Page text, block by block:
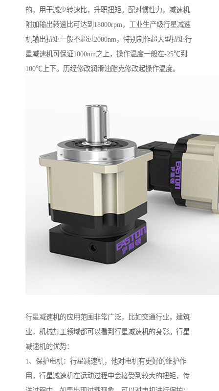
的，用于减少转速比，升职扭矩。配对惯性力，减速机
附加输出转速比可达到18000rpm，工业生产级行星减速
机输出扭矩一般不超过2000nm，特别制作超大型扭矩行
星减速机可保证1000nm之上，操作温度一般在-25℃到
100℃上下。历经修改润滑油脂克修改起操作温度。
行星减速机的应用范围非常广泛，比如交通行业，建筑
业，机械加工领域都可以看到行星减速机的身影。行星
减速机的优势：
1、保护电机：行星减速机，他对电机有更好的维护作
用，行星减速机在运动过程中会接受到较大的扭矩，传